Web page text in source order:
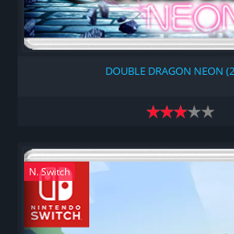
DOUBLE DRAGON NEON
N. Switch